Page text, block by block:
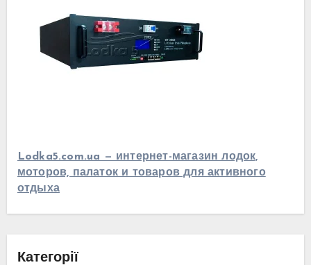
Lodka5.com.ua — интернет-магазин лодок,
моторов, палаток и товаров для активного
отдыха
Категорії